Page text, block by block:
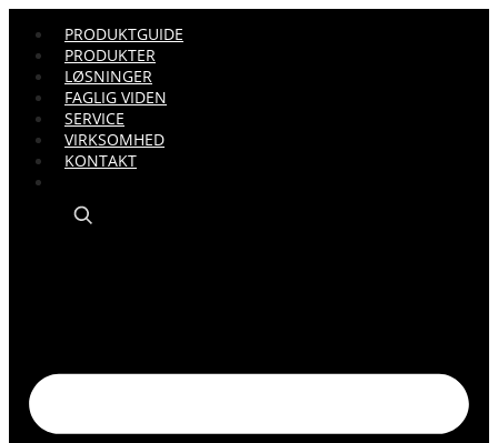
PRODUKTGUIDE
PRODUKTER
LØSNINGER
FAGLIG VIDEN
SERVICE
VIRKSOMHED
KONTAKT